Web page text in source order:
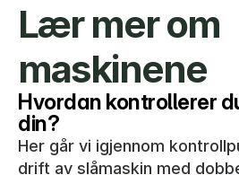
Lær mer om
maskinene
Hvordan kontrollerer
din?
Her går vi igjennom
drift av slåmaskin med